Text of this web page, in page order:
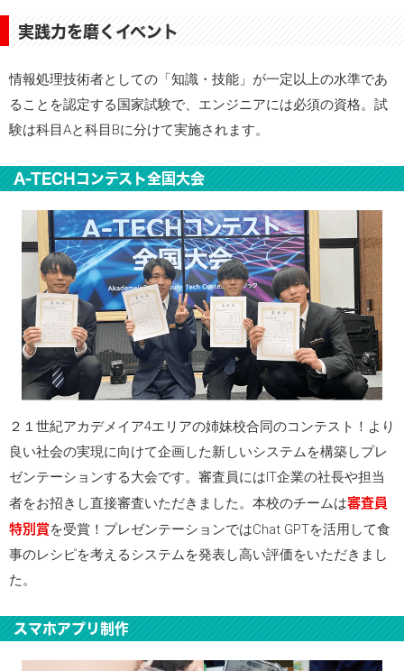
実践力を磨くイベント
情報処理技術者としての「知識・技能」が一定以上の水準であ
ることを認定する国家試験で、エンジニアには必須の資格。試
験は科目Aと科目Bに分けて実施されます。
A-TECHコンテスト全国大会
２１世紀アカデメイア4エリアの姉妹校合同のコンテスト！より
良い社会の実現に向けて企画した新しいシステムを構築しプレ
ゼンテーションする大会です。審査員にはIT企業の社長や担当
者をお招きし直接審査いただきました。本校のチームは審査員
特別賞を受賞！プレゼンテーションではChat GPTを活用して食
事のレシピを考えるシステムを発表し高い評価をいただきまし
た。
スマホアプリ制作